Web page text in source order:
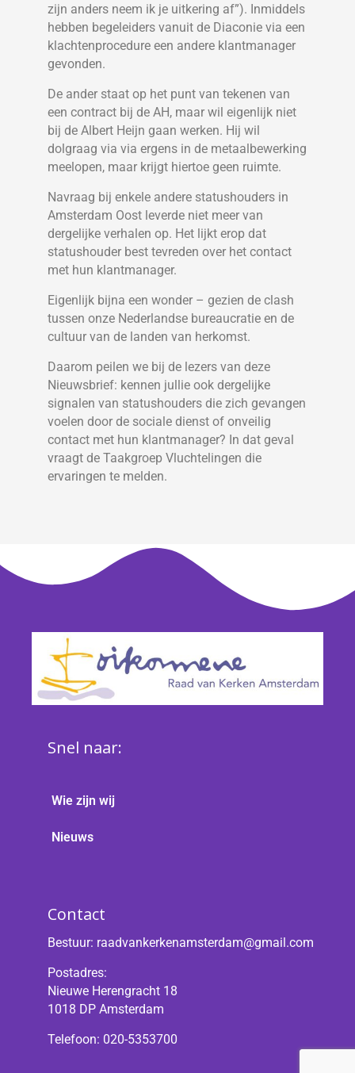
zijn anders neem ik je uitkering af”). Inmiddels
hebben begeleiders vanuit de Diaconie via een
klachtenprocedure een andere klantmanager
gevonden.
De ander staat op het punt van tekenen van
een contract bij de AH, maar wil eigenlijk niet
bij de Albert Heijn gaan werken. Hij wil
dolgraag via via ergens in de metaalbewerking
meelopen, maar krijgt hiertoe geen ruimte.
Navraag bij enkele andere statushouders in
Amsterdam Oost leverde niet meer van
dergelijke verhalen op. Het lijkt erop dat
statushouder best tevreden over het contact
met hun klantmanager.
Eigenlijk bijna een wonder – gezien de clash
tussen onze Nederlandse bureaucratie en de
cultuur van de landen van herkomst.
Daarom peilen we bij de lezers van deze
Nieuwsbrief: kennen jullie ook dergelijke
signalen van statushouders die zich gevangen
voelen door de sociale dienst of onveilig
contact met hun klantmanager? In dat geval
vraagt de Taakgroep Vluchtelingen die
ervaringen te melden.
Snel naar:
Wie zijn wij
Nieuws
Contact
Bestuur: raadvankerkenamsterdam@gmail.com
Postadres:
Nieuwe Herengracht 18
1018 DP Amsterdam
Telefoon: 020-5353700